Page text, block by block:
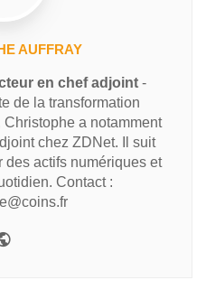
AUFFRAY
en chef adjoint -
de la transformation
a notamment
chez ZDNet. Il suit
des actifs numériques et
Contact :